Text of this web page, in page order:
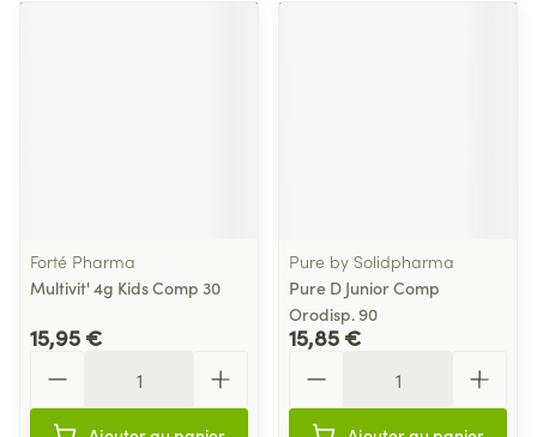
Forté Pharma
Multivit' 4g Kids Comp 30
15,95 €
Pure by Solidpharma
Pure D Junior Comp
Orodisp. 90
15,85 €